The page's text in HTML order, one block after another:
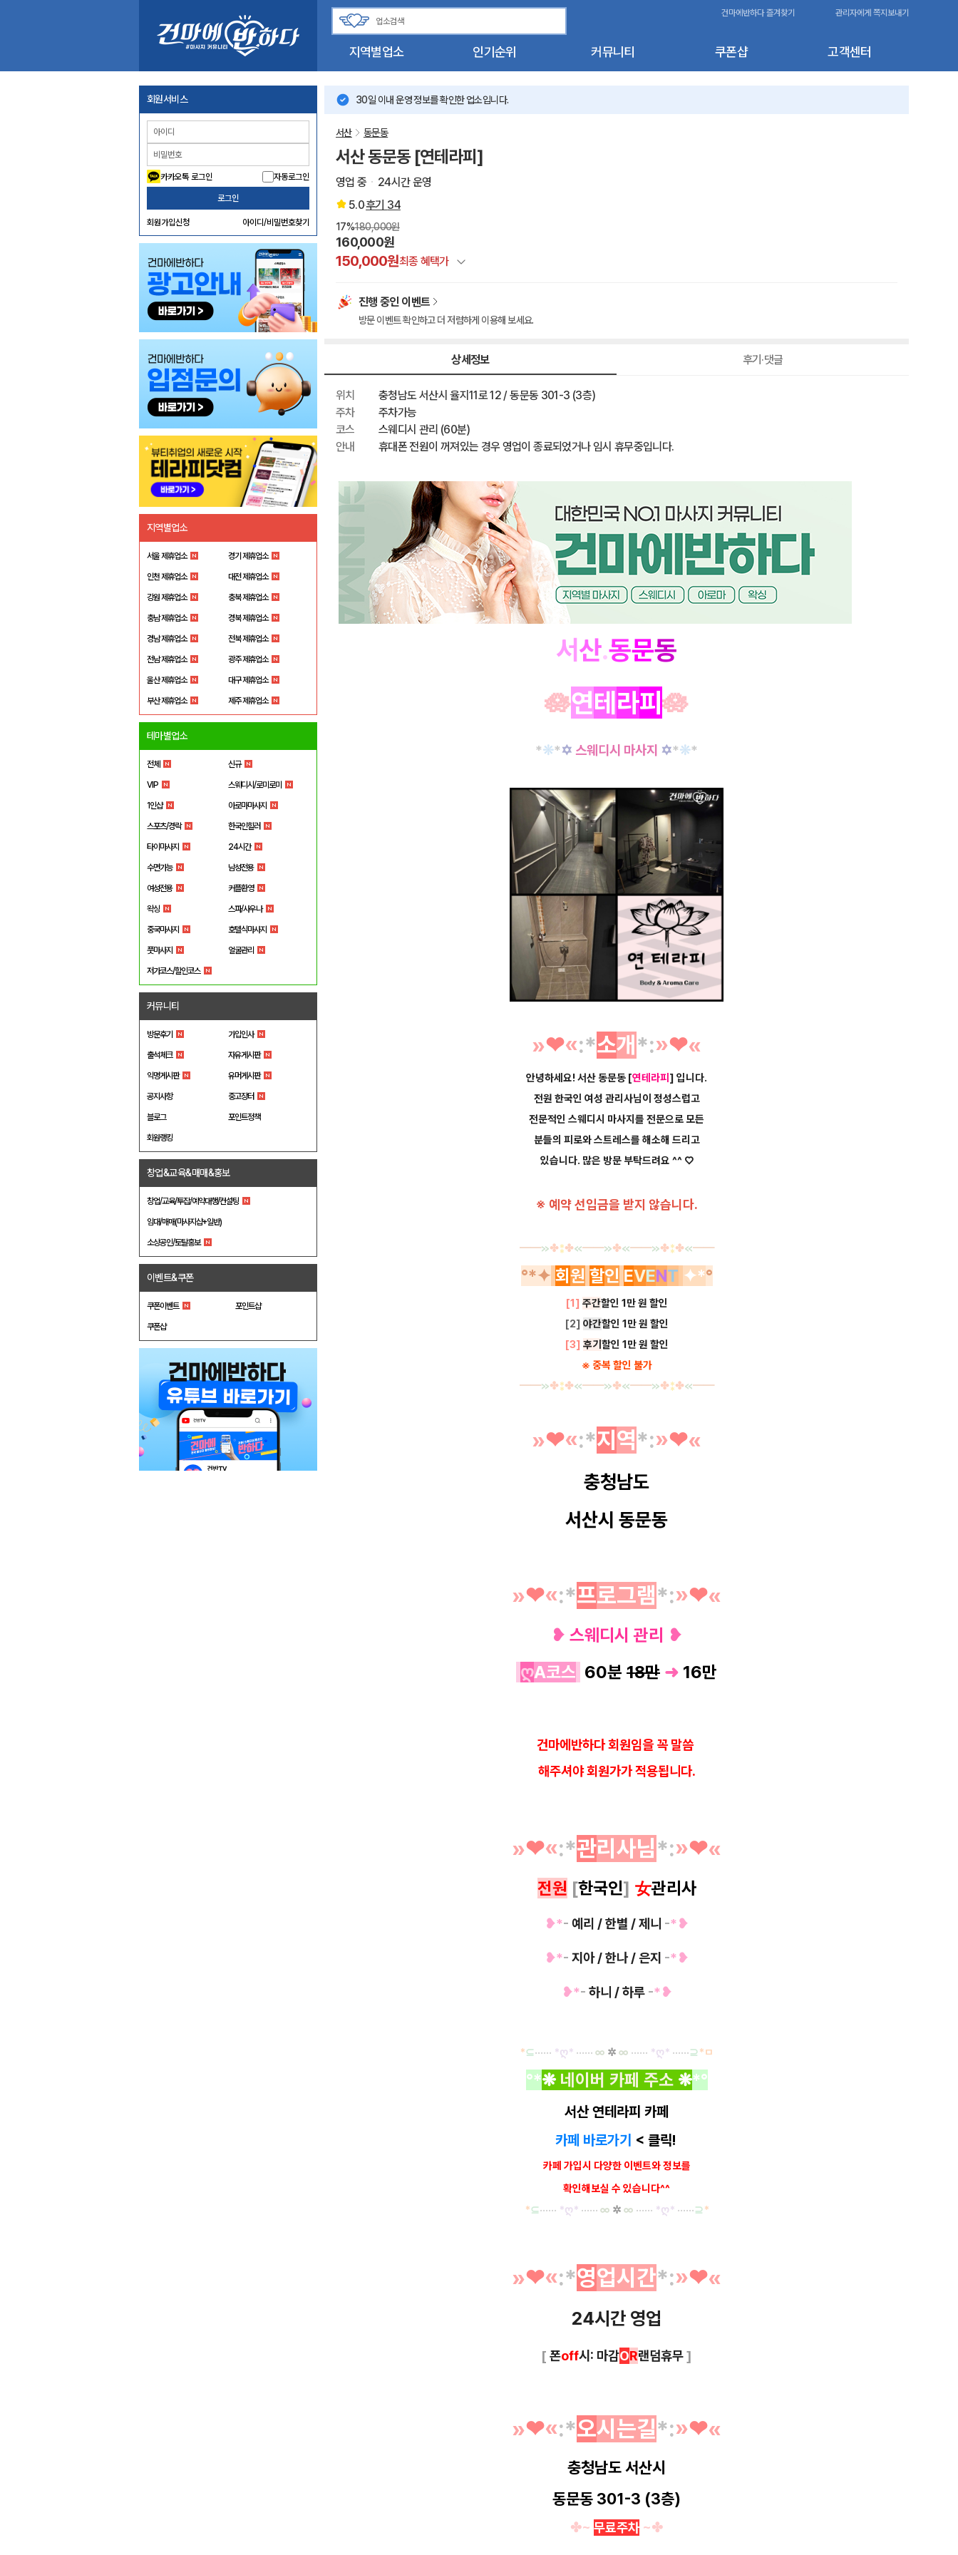
지역별업소 인기순위 커뮤니티 쿠폰샵 고객센터
건마에반하다 즐겨찾기 관리자에게 쪽지보내기
회원서비스
카카오톡 로그인 자동로그인
로그인
회원가입신청 아이디/비밀번호찾기
지역별업소
서울 제휴업소 경기 제휴업소
인천 제휴업소 대전 제휴업소
강원 제휴업소 충북 제휴업소
충남 제휴업소 경북 제휴업소
경남 제휴업소 전북 제휴업소
전남 제휴업소 광주 제휴업소
울산 제휴업소 대구 제휴업소
부산 제휴업소 제주 제휴업소
테마별업소
전체 신규
VIP 스웨디시/로미로미
1인샵 아로마마사지
스포츠/경락 한국인힐러
타이마사지 24시간
수면가능 남성전용
여성전용 커플환영
왁싱 스파/사우나
중국마사지 호텔식마사지
풋마사지 얼굴관리
저가코스/할인코스
커뮤니티
방문후기 가입인사
출석체크 자유게시판
익명게시판 유머게시판
공지사항 중고장터
블로그 포인트정책
회원랭킹
창업&교육&매매&홍보
창업/교육/투잡/예약대행/컨설팅
임대/매매(마사지샵+일반)
소상공인/토탈홍보
이벤트&쿠폰
쿠폰이벤트 포인트샵
쿠폰샵
30일 이내 운영 정보를 확인한 업소입니다.
서산 동문동
서산 동문동 [연테라피]
영업 중
24시간 운영
5.0후기 34
17%180,000원
160,000원
150,000원최종 혜택가
건마에반하다 특별할인
이벤트 할인
진행 중인 이벤트
방문 이벤트 확인하고 더 저렴하게 이용해 보세요.
상세정보 후기·댓글
위치
충청남도 서산시 율지11로 12 / 동문동 301-3 (3층)
주차
주차가능
코스
스웨디시 관리 (60분)
안내
휴대폰 전원이 꺼져있는 경우 영업이 종료되었거나 임시 휴무중입니다.
서산.동문동
🪷연테 라피 🪷
*❊*✡ 스웨디시 마사지 ✡*❊*
»❤︎«:*소개 *:»❤︎«
안녕하세요! 서산 동문동 [연테라피 ] 입니다.
전원 한국인 여성 관리사님이 정성스럽고
전문적인 스웨디시 마사지를 전문으로 모든
분들의 피로와 스트레스를 해소해 드리고
있습니다. 많은 방문 부탁드려요 ^^ ♡
※ 예약 선입금을 받지 않습니다.
━━≫✤⁑✤≪━━≫✤≪━━≫✤⁑✤≪━━
°*✦ 회 원 할인 EVENT ✦*°
[1] 주간할인 1만 원 할인
[2] 야간할인 1만 원 할인
[3] 후기 할인 1만 원 할인
※ 중복 할인 불가
━━≫✤⁑✤≪━━≫✤≪━━≫✤⁑✤≪━━
»❤︎«:*지 역*:»❤︎«
충청남도
서산시 동문동
»❤︎«:*프로그램*:»❤︎«
❥ 스웨디시 관리 ❥
ღA코스 60분 18만 ➜ 16만
건마에반하다 회원임을 꼭 말씀
해주셔야 회원가가 적용됩니다.
»❤︎«:*관리사님*:»❤︎«
전원 [한국인] 女관리사
❥*- 예리 / 한별 / 제니 -*❥
❥*- 지아 / 한나 / 은지 -*❥
❥*- 하니 / 하루 -*❥
*⊆······ *ღ* ······ ∞ ✲ ∞ ······ *ღ* ······⊇*ㅁ
°*❋ 네이버 카페 주소 ❋*°
서산 연테라피 카페
카페 바로가기 < 클릭!
카페 가입시 다양한 이벤트와정보를
확인해보실 수 있습니다^^
*⊆······ *ღ* ······ ∞ ✲ ∞ ······ *ღ* ······⊇*
»❤︎«:*영업시간*:»❤︎«
24시간 영업
[ 폰off시: 마감OR랜덤휴무]
»❤︎«:*오시는길*:»❤︎«
충청남도 서산시
동문동 301-3 (3층)
✤~ 무료주차 ~✤